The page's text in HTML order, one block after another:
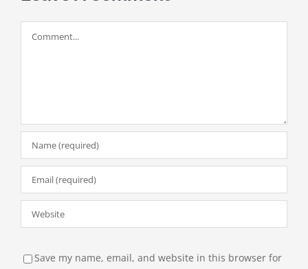
Save my name, email, and website in this browser for